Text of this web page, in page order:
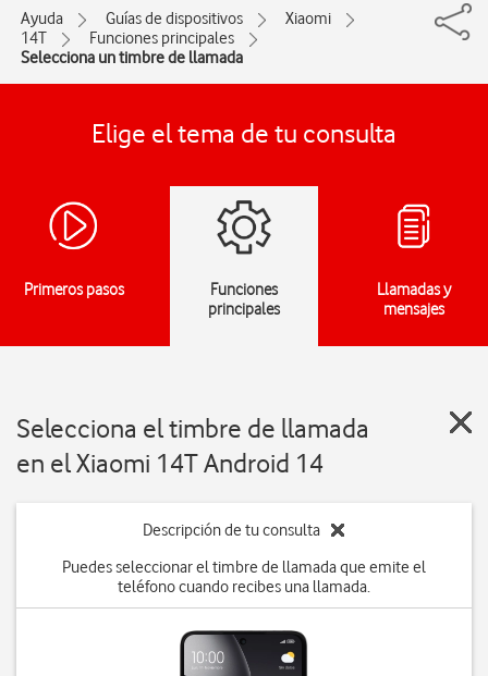
Ayuda Guías de dispositivos
Xiaomi
14T
Funciones principales
Selecciona un timbre de llamada
Elige el tema de tu consulta
Primeros pasos
Funciones
principales
Llamadas y
mensajes
Selecciona el timbre de llamada
en el Xiaomi 14T Android 14
Descripción de tu consulta
Puedes seleccionar el timbre de llamada que emite el
teléfono cuando recibes una llamada.